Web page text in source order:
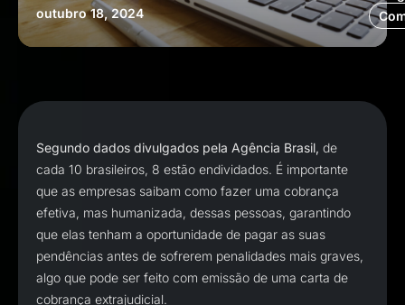
outubro 18, 2024
Segundo dados divulgados pela Agência Brasil, de
cada 10 brasileiros, 8 estão endividados. É importante
que as empresas saibam como fazer uma cobrança
efetiva, mas humanizada, dessas pessoas, garantindo
que elas tenham a oportunidade de pagar as suas
pendências antes de sofrerem penalidades mais graves,
algo que pode ser feito com emissão de uma carta de
cobrança extrajudicial.